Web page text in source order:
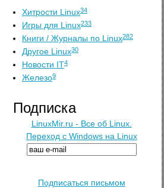
Хитрости Linux34
Игры для Linux233
Книги / Журналы по Linux282
Другое Linux30
Новости IT4
Железо9
Подписка
LinuxMir.ru - Все об Linux.
Переход с Windows на Linux
Подписаться письмом